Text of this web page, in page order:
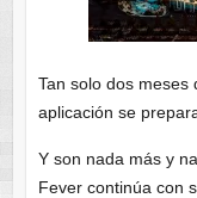
Tan solo dos meses
aplicación se
Y son nada más y
Fever continúa con